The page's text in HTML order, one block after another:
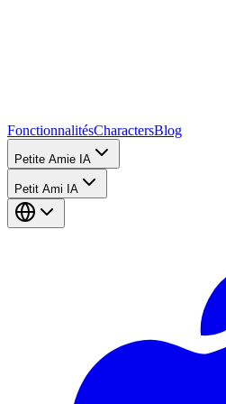
FonctionnalitésCharactersBlog
Petite Amie IA
Petit Ami IA